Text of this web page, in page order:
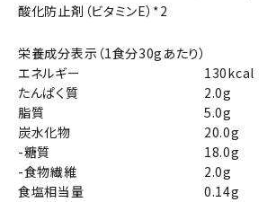
酸化防止剤（ビタミンE）*2
栄養成分表示（1食分30gあたり）
エネルギー
130kcal
たんぱく質
2.0g
脂質
5.0g
炭水化物
-糖質
-食物繊維
20.0g
18.0g
2.0g
食塩相当量
0.14g